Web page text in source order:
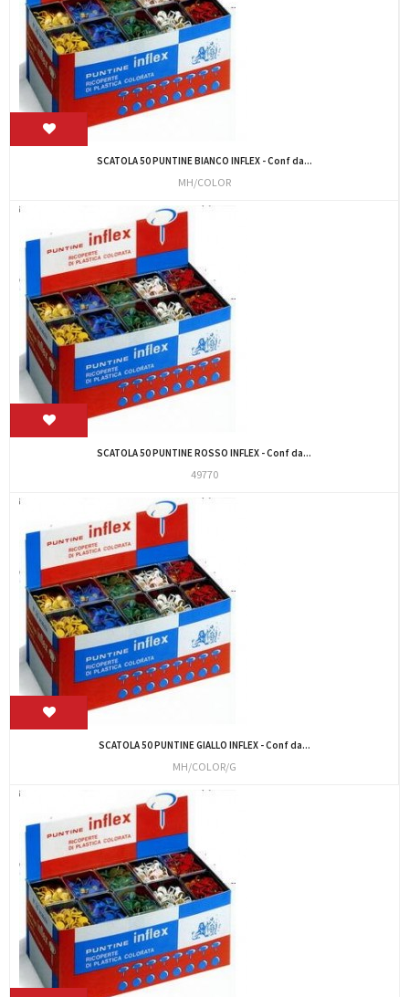
SCATOLA 50 PUNTINE BIANCO INFLEX - Conf da...
MH/COLOR
SCATOLA 50 PUNTINE ROSSO INFLEX - Conf da...
49770
SCATOLA 50 PUNTINE GIALLO INFLEX - Conf da...
MH/COLOR/G